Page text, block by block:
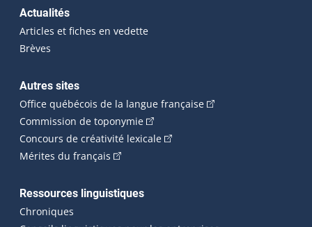
Actualités
Articles et fiches en vedette
Brèves
Autres sites
Office québécois de la langue française(Cet hyperlien
Commission de toponymie(Cet hyperlien externe s'ouvrira
Concours de créativité lexicale(Cet hyperlien externe
Mérites du français (Cet hyperlien externe s'ouvrira dans une
Ressources linguistiques
Chroniques